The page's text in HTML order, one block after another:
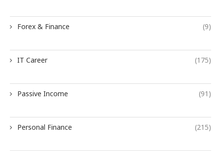
Forex & Finance (9)
IT Career (175)
Passive Income (91)
Personal Finance (215)